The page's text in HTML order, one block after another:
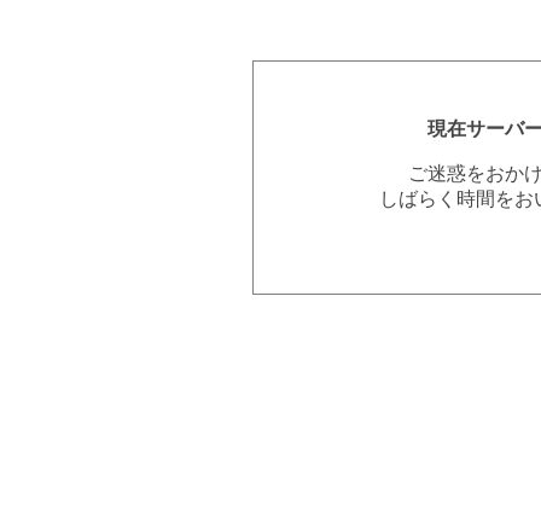
現在サーバ
ご迷惑をおか
しばらく時間を